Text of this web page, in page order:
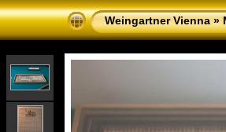
Weingartner Vienna»